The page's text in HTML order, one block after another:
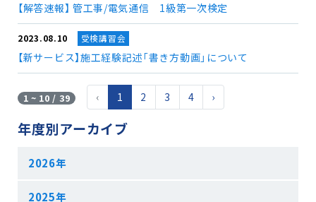
【解答速報】 管工事/電気通信 1級第一次検定
2023.08.10 受検講習会
【新サービス】施工経験記述「書き方動画」について
1 ~ 10 / 39 ‹ 1 2 3 4 ›
年度別アーカイブ
2026年
2025年